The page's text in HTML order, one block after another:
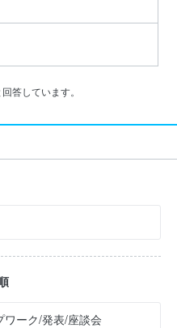
答しています。
ワーク/発表/座談会